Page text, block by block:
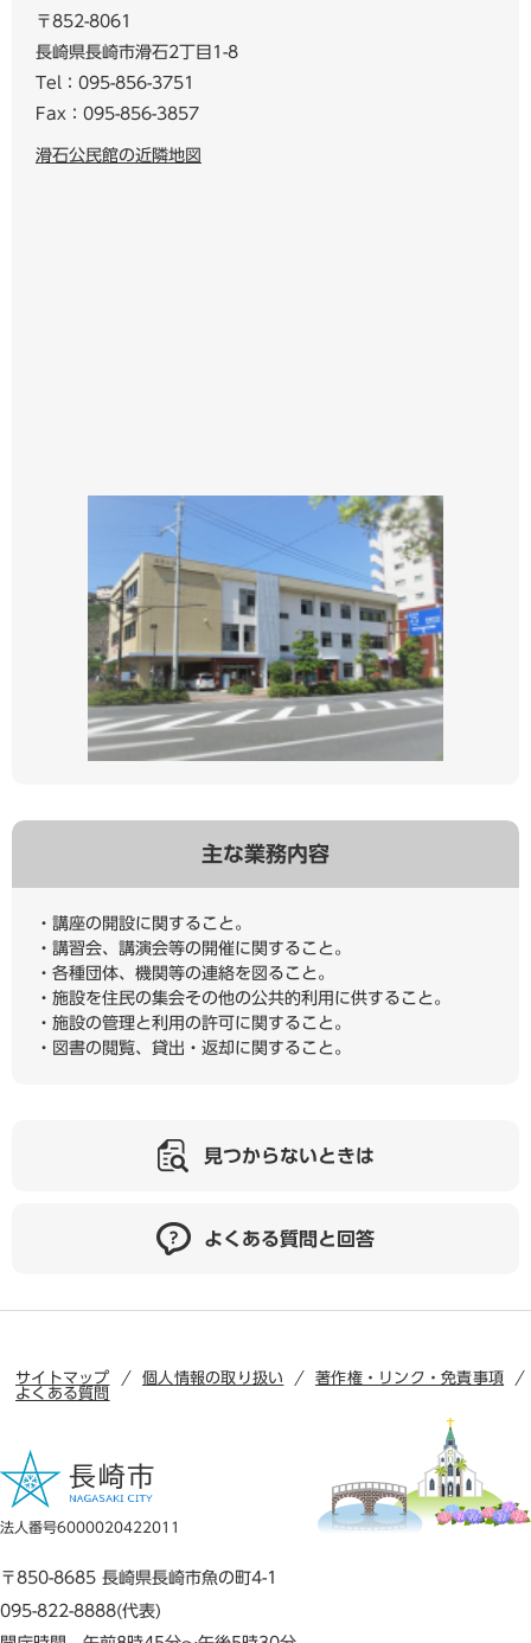
〒852-8061
長崎県長崎市滑石2丁目1-8
Tel：095-856-3751
Fax：095-856-3857
滑石公民館の近隣地図
主な業務内容
・講座の開設に関すること。
・講習会、講演会等の開催に関すること。
・各種団体、機関等の連絡を図ること。
・施設を住民の集会その他の公共的利用に供すること。
・施設の管理と利用の許可に関すること。
・図書の閲覧、貸出・返却に関すること。
見つからないときは
よくある質問と回答
サイトマップ 個人情報の取り扱い
著作権・リンク・免責事項
よくある質問
法人番号6000020422011
〒850-8685 長崎県長崎市魚の町4-1
095-822-8888(代表)